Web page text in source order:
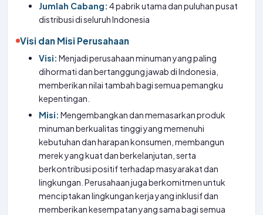
Jumlah Cabang: 4 pabrik utama dan puluhan pusat
distribusi di seluruh Indonesia
Visi dan Misi Perusahaan
Visi: Menjadi perusahaan minuman yang paling
dihormati dan bertanggung jawab di Indonesia,
memberikan nilai tambah bagi semua pemangku
kepentingan.
Misi: Mengembangkan dan memasarkan produk
minuman berkualitas tinggi yang memenuhi
kebutuhan dan harapan konsumen, membangun
merek yang kuat dan berkelanjutan, serta
berkontribusi positif terhadap masyarakat dan
lingkungan. Perusahaan juga berkomitmen untuk
menciptakan lingkungan kerja yang inklusif dan
memberikan kesempatan yang sama bagi semua